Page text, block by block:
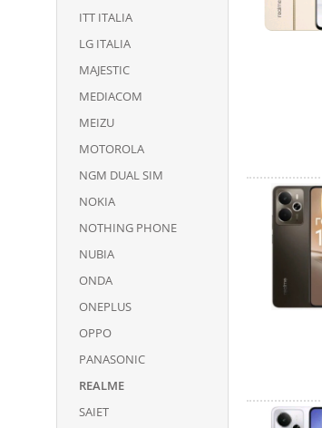
ITT ITALIA
LG ITALIA
MAJESTIC
MEDIACOM
MEIZU
MOTOROLA
NGM DUAL SIM
NOKIA
NOTHING PHONE
NUBIA
ONDA
ONEPLUS
OPPO
PANASONIC
REALME
SAIET